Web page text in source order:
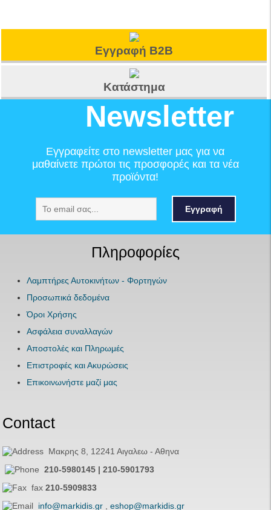
Εγγραφή B2B
Κατάστημα
Newsletter
Εγγραφείτε στο newsletter μας για να
μαθαίνετε πρώτοι τις προσφορές και τα νέα
προϊόντα!
Εγγραφή
Πληροφορίες
Λαμπτήρες Αυτοκινήτων - Φορτηγών
Προσωπικά δεδομένα
Όροι Χρήσης
Ασφάλεια συναλλαγών
Αποστολές και Πληρωμές
Επιστροφές και Ακυρώσεις
Επικοινωνήστε μαζί μας
Contact
Μακρης 8, 12241 Αιγαλεω - Αθηνα
210-5980145 | 210-5901793
fax210-5909833
info@markidis.gr ,eshop@markidis.gr